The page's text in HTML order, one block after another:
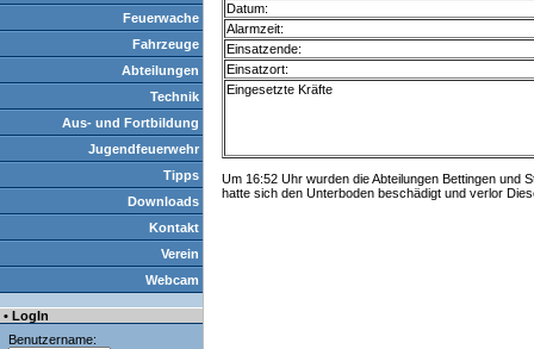
Feuerwache
Fahrzeuge
Abteilungen
Technik
Aus- und Fortbildung
Jugendfeuerwehr
Tipps
Downloads
Kontakt
Verein
Webcam
• LogIn
Benutzername:
Datum:
Alarmzeit:
Einsatzende:
Einsatzort:
Eingesetzte Kräfte
Um 16:52 Uhr wurden die Abteilungen Bettingen und
hatte sich den Unterboden beschädigt und verlor